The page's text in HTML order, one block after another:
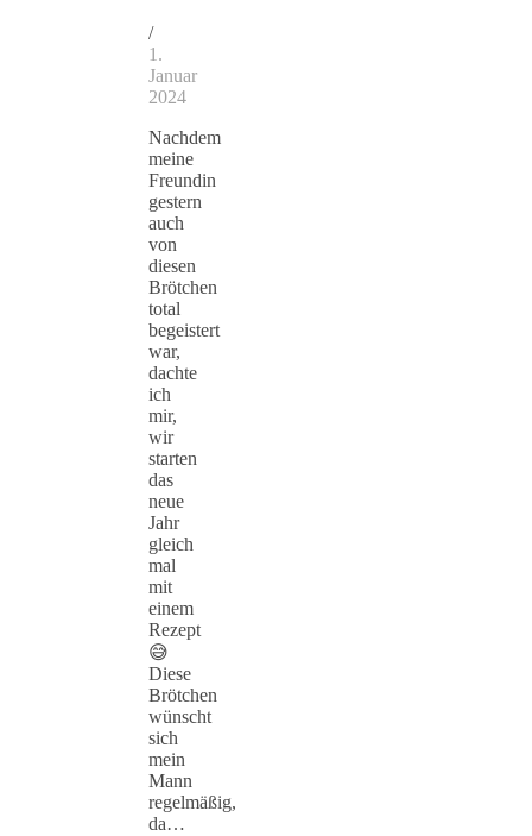
/
1.
Januar
2024
Nachdem
meine
Freundin
gestern
auch
von
diesen
Brötchen
total
begeistert
war,
dachte
ich
mir,
wir
starten
das
neue
Jahr
gleich
mal
mit
einem
Rezept
😅
Diese
Brötchen
wünscht
sich
mein
Mann
regelmäßig,
da…